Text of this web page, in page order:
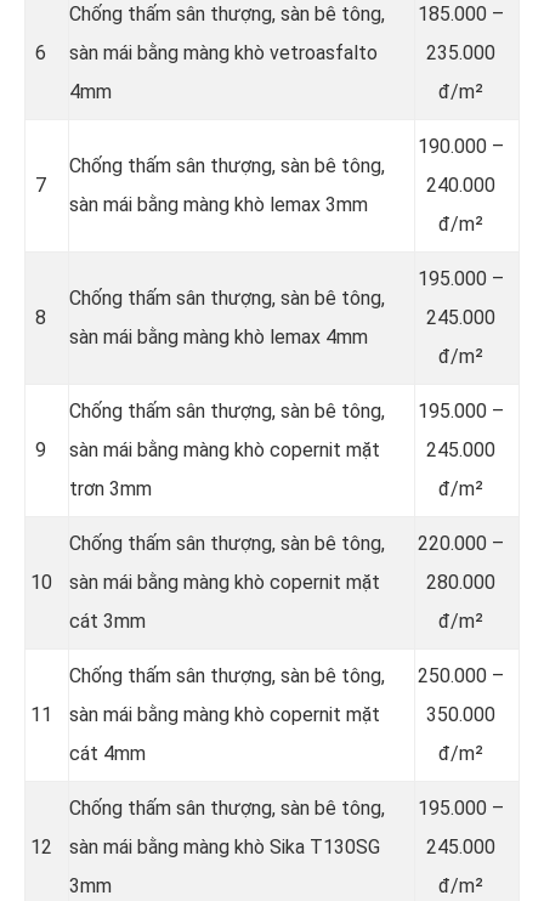
6
Chống thấm sân thượng, sàn bê tông,
sàn mái bằng màng khò vetroasfalto
4mm
185.000 –
235.000
đ/m²
7
Chống thấm sân thượng, sàn bê tông,
sàn mái bằng màng khò lemax 3mm
190.000 –
240.000
đ/m²
8
Chống thấm sân thượng, sàn bê tông,
sàn mái bằng màng khò lemax 4mm
195.000 –
245.000
đ/m²
9
Chống thấm sân thượng, sàn bê tông,
sàn mái bằng màng khò copernit mặt
trơn 3mm
195.000 –
245.000
đ/m²
10
Chống thấm sân thượng, sàn bê tông,
sàn mái bằng màng khò copernit mặt
cát 3mm
220.000 –
280.000
đ/m²
11
Chống thấm sân thượng, sàn bê tông,
sàn mái bằng màng khò copernit mặt
cát 4mm
250.000 –
350.000
đ/m²
12
Chống thấm sân thượng, sàn bê tông,
sàn mái bằng màng khò Sika T130SG
3mm
195.000 –
245.000
đ/m²